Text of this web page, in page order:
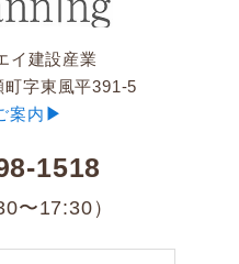
イ建設産業
字東風平391-5
案内 ▶︎
1518
〜17:30）